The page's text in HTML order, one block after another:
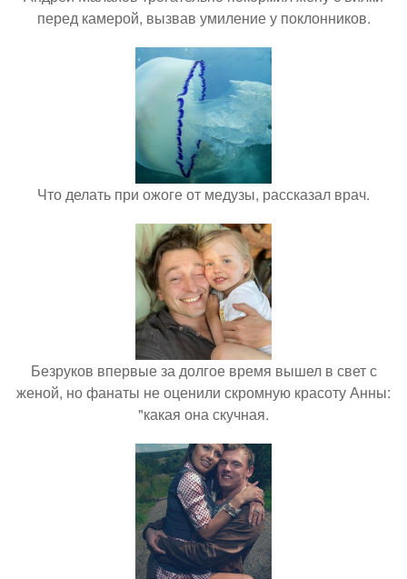
перед камерой, вызвав умиление у поклонников.
Что делать при ожоге от медузы, рассказал врач.
Безруков впервые за долгое время вышел в свет с
женой, но фанаты не оценили скромную красоту Анны:
"какая она скучная.